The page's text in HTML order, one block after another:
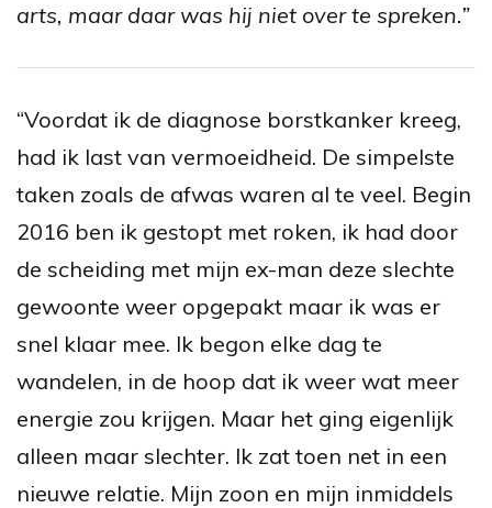
arts, maar daar was hij niet over te spreken.”
“Voordat ik de diagnose borstkanker kreeg,
had ik last van vermoeidheid. De simpelste
taken zoals de afwas waren al te veel. Begin
2016 ben ik gestopt met roken, ik had door
de scheiding met mijn ex-man deze slechte
gewoonte weer opgepakt maar ik was er
snel klaar mee. Ik begon elke dag te
wandelen, in de hoop dat ik weer wat meer
energie zou krijgen. Maar het ging eigenlijk
alleen maar slechter. Ik zat toen net in een
nieuwe relatie. Mijn zoon en mijn inmiddels